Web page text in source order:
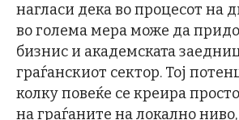
нагласи дека во процесот на
во голема мера може да
бизнис и академската
граѓанскиот сектор. Тој
колку повеќе се креира
на граѓаните на локално